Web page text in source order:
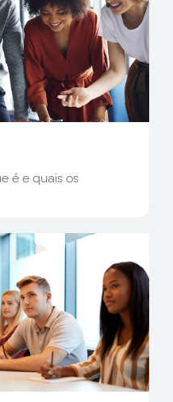
é e quais os